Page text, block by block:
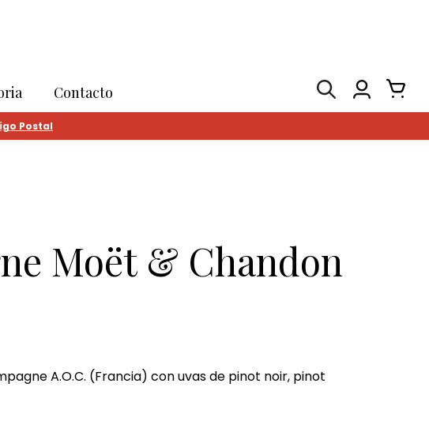
Contacto
Postal
Moët & Chandon
A.O.C. (Francia) con uvas de pinot noir, pinot